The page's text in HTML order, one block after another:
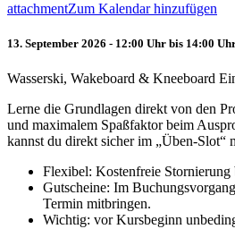
attachmentZum Kalendar hinzufügen
13. September 2026 - 12:00 Uhr bis 14:00
Wasserski, Wakeboard & Kneeboard
Lerne die Grundlagen direkt von den
und maximalem Spaßfaktor beim
kannst du direkt sicher im „Üben-Slot“
Flexibel: Kostenfreie Stornierung
Gutscheine: Im
Termin mitbringen.
Wichtig: vor Kursbeginn